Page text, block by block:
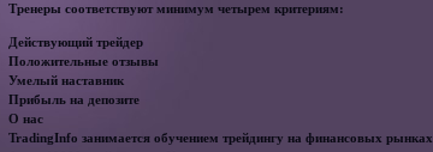
Тренеры соответствуют минимум четырем критериям:
Действующий трейдер
Положительные отзывы
Умелый наставник
Прибыль на депозите
О нас
TradingInfo занимается обучением трейдингу на финансовых